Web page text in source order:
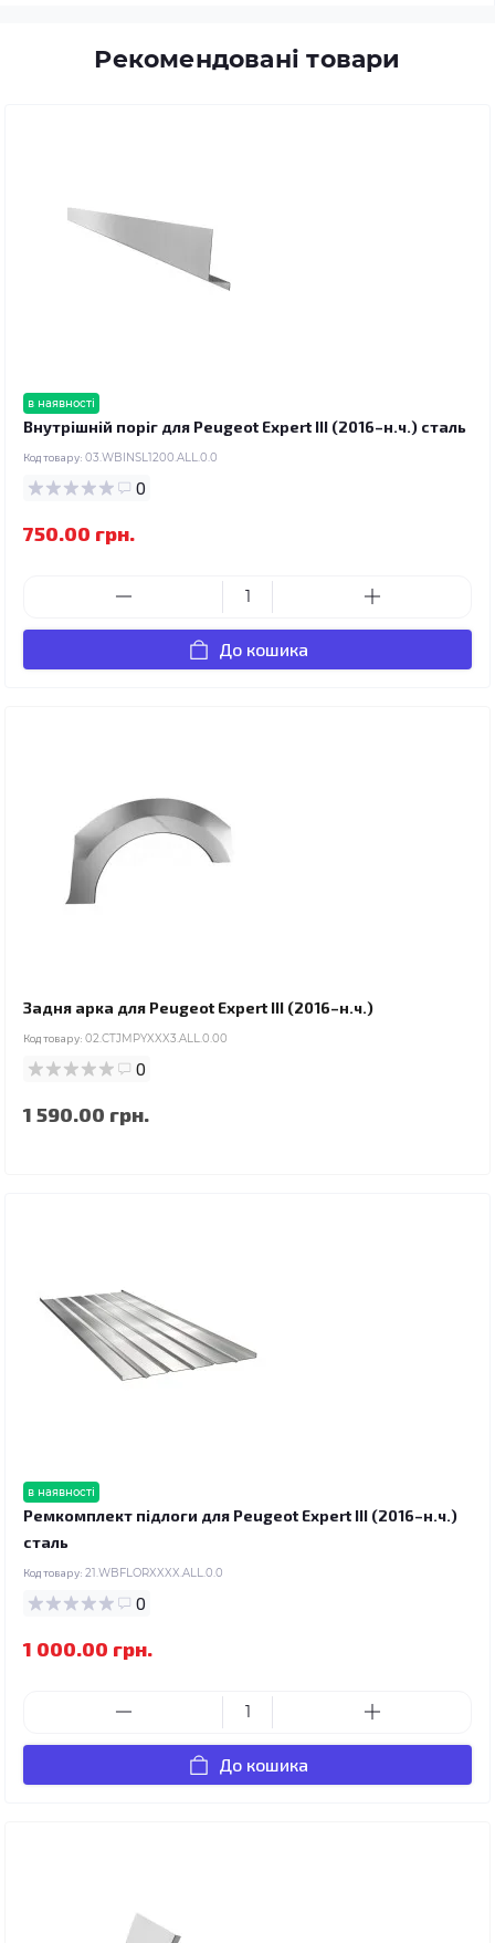
Рекомендовані товари
в наявності
Внутрішній поріг для Peugeot Expert III (2016–н.ч.) сталь
Код товару: 03.WBINSL1200.ALL.0.0
0
750.00 грн.
До кошика
Задня арка для Peugeot Expert III (2016–н.ч.)
Код товару: 02.CTJMPYXXX3.ALL.0.00
0
1 590.00 грн.
в наявності
Ремкомплект підлоги для Peugeot Expert III (2016–н.ч.)
сталь
Код товару: 21.WBFLORXXXX.ALL.0.0
0
1 000.00 грн.
До кошика